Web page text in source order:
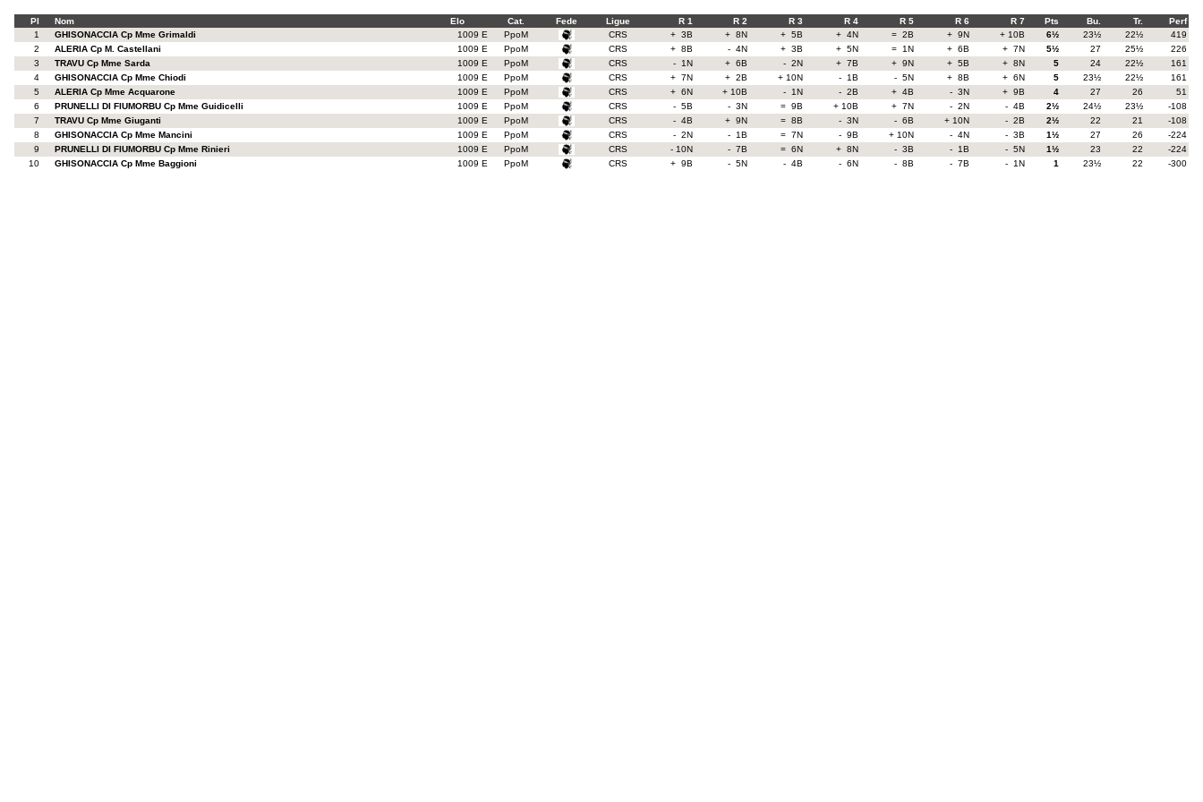
Pl Nom Elo Cat. Fede Ligue R 1 R 2 R 3 R 4 R 5 R 6 R 7 Pts Bu. Tr.
Perf
1
GHISONACCIA Cp Mme Grimaldi 1009 E PpoM CRS + 3B + 8N + 5B + 4N = 2B + 9N + 10B 6½ 23½ 22½
419
2
ALERIA Cp M. Castellani 1009 E PpoM CRS + 8B - 4N + 3B + 5N = 1N + 6B + 7N 5½ 27 25½
226
3
TRAVU Cp Mme Sarda 1009 E PpoM CRS - 1N + 6B - 2N + 7B + 9N + 5B + 8N 5 24 22½
161
4
GHISONACCIA Cp Mme Chiodi 1009 E PpoM CRS + 7N + 2B + 10N - 1B - 5N + 8B + 6N 5 23½ 22½
161
5
ALERIA Cp Mme Acquarone 1009 E PpoM CRS + 6N + 10B - 1N - 2B + 4B - 3N + 9B 4 27 26
51
6
PRUNELLI DI FIUMORBU Cp Mme Guidicelli 1009 E PpoM CRS - 5B - 3N = 9B + 10B + 7N - 2N - 4B 2½ 24½ 23½
-108
7
TRAVU Cp Mme Giuganti 1009 E PpoM CRS - 4B + 9N = 8B - 3N - 6B + 10N - 2B 2½ 22 21
-108
8
GHISONACCIA Cp Mme Mancini 1009 E PpoM CRS - 2N - 1B = 7N - 9B + 10N - 4N - 3B 1½ 27 26
-224
9
PRUNELLI DI FIUMORBU Cp Mme Rinieri 1009 E PpoM CRS - 10N - 7B = 6N + 8N - 3B - 1B - 5N 1½ 23 22
-224
10
GHISONACCIA Cp Mme Baggioni 1009 E PpoM CRS + 9B - 5N - 4B - 6N - 8B - 7B - 1N 1 23½ 22 -300